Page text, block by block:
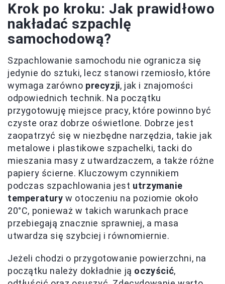
Krok po kroku: Jak prawidłowo
nakładać szpachlę
samochodową?
Szpachlowanie samochodu nie ogranicza się
jedynie do sztuki, lecz stanowi rzemiosło, które
wymaga zarówno precyzji, jak i znajomości
odpowiednich technik. Na początku
przygotowuję miejsce pracy, które powinno być
czyste oraz dobrze oświetlone. Dobrze jest
zaopatrzyć się w niezbędne narzędzia, takie jak
metalowe i plastikowe szpachelki, tacki do
mieszania masy z utwardzaczem, a także różne
papiery ścierne. Kluczowym czynnikiem
podczas szpachlowania jest utrzymanie
temperatury w otoczeniu na poziomie około
20°C, ponieważ w takich warunkach prace
przebiegają znacznie sprawniej, a masa
utwardza się szybciej i równomiernie.
Jeżeli chodzi o przygotowanie powierzchni, na
początku należy dokładnie ją oczyścić,